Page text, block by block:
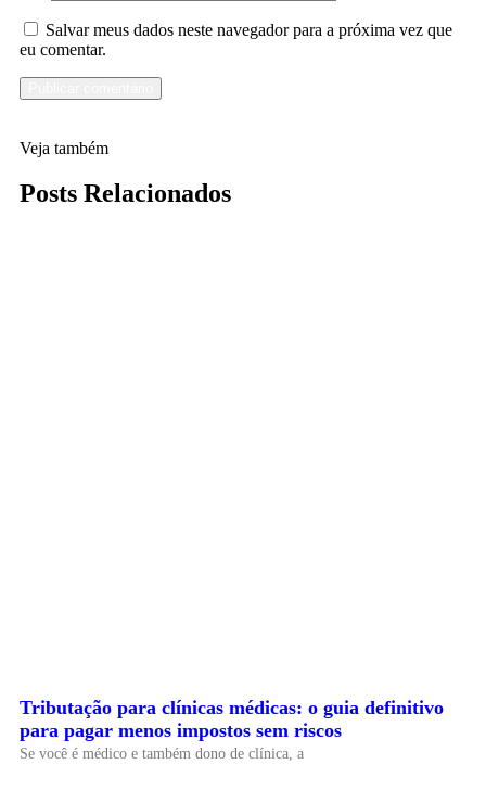
Salvar meus dados neste navegador para a próxima vez que
eu comentar.
Veja também
Posts Relacionados
Tributação para clínicas médicas: o guia definitivo
para pagar menos impostos sem riscos
Se você é médico e também dono de clínica, a